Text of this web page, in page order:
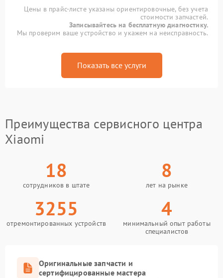
Цены в прайс-листе указаны ориентировочные, без учета
стоимости запчастей.
Записывайтесь на бесплатную диагностику.
Мы проверим ваше устройство и укажем на неисправность.
Показать все услуги
Преимущества сервисного центра
Xiaomi
18
сотрудников в штате
8
лет на рынке
3255
отремонтированных устройств
4
минимальный опыт работы
специалистов
Оригинальные запчасти и
сертифицированные мастера